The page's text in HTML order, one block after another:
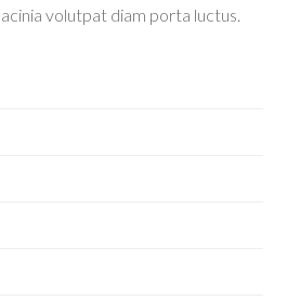
volutpat diam porta luctus.